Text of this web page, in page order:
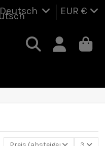
Deutsch EUR €